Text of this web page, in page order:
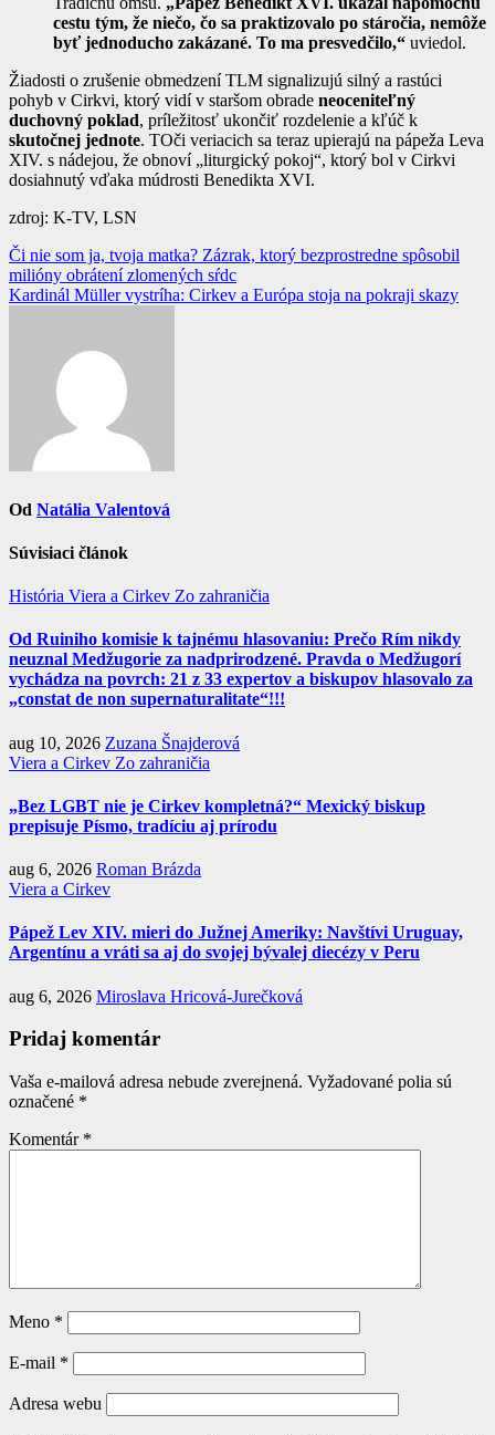
cestu tým, že niečo, čo sa praktizovalo po stáročia, nemôže
byť jednoducho zakázané. To ma presvedčilo,“ uviedol.
Žiadosti o zrušenie obmedzení TLM signalizujú silný a rastúci
pohyb v Cirkvi, ktorý vidí v staršom obrade neoceniteľný
duchovný poklad, príležitosť ukončiť rozdelenie a kľúč k
skutočnej jednote. TOči veriacich sa teraz upierajú na pápeža Leva
XIV. s nádejou, že obnoví „liturgický pokoj“, ktorý bol v Cirkvi
dosiahnutý vďaka múdrosti Benedikta XVI.
zdroj: K-TV, LSN
Navigácia
v
Či nie som ja, tvoja matka? Zázrak, ktorý bezprostredne spôsobil
milióny obrátení zlomených sŕdc
Kardinál Müller vystríha: Cirkev a Európa stoja na pokraji skazy
Od Natália Valentová
Súvisiaci článok
História Viera a Cirkev Zo zahraničia
Od Ruiniho komisie k tajnému hlasovaniu: Prečo Rím nikdy
neuznal Medžugorie za nadprirodzené. Pravda o Medžugorí
vychádza na povrch: 21 z 33 expertov a biskupov hlasovalo za
„constat de non supernaturalitate“!!!
aug 10, 2026 Zuzana Šnajderová
Viera a Cirkev Zo zahraničia
„Bez LGBT nie je Cirkev kompletná?“ Mexický biskup
prepisuje Písmo, tradíciu aj prírodu
aug 6, 2026 Roman Brázda
Viera a Cirkev
Pápež Lev XIV. mieri do Južnej Ameriky: Navštívi Uruguay,
Argentínu a vráti sa aj do svojej bývalej diecézy v Peru
aug 6, 2026 Miroslava Hricová-Jurečková
Pridaj komentár
Vaša e-mailová adresa nebude zverejnená. Vyžadované polia sú
označené *
Komentár *
Meno *
E-mail *
Adresa webu